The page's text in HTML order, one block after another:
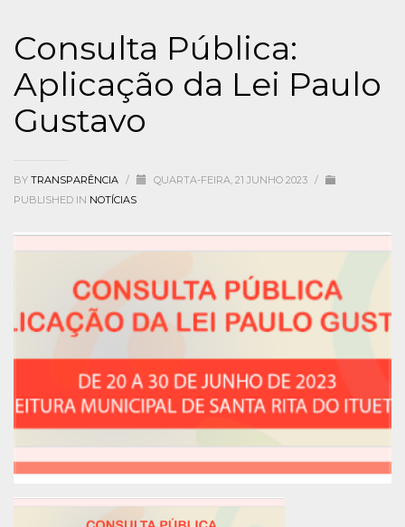
Consulta Pública:
Aplicação da Lei Paulo
Gustavo
BY TRANSPARÊNCIA / QUARTA-FEIRA, 21 JUNHO 2023 /
PUBLISHED IN NOTÍCIAS